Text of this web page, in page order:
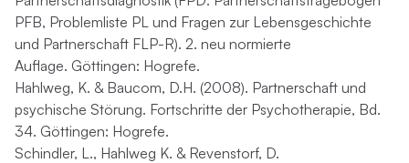
PFB, Problemliste PL und Fragen zur Lebensgeschichte
und Partnerschaft FLP-R). 2. neu normierte
Auflage. Göttingen: Hogrefe.
Hahlweg, K. & Baucom, D.H. (2008). Partnerschaft und
psychische Störung. Fortschritte der Psychotherapie, Bd.
34. Göttingen: Hogrefe.
Schindler, L., Hahlweg K. & Revenstorf, D.